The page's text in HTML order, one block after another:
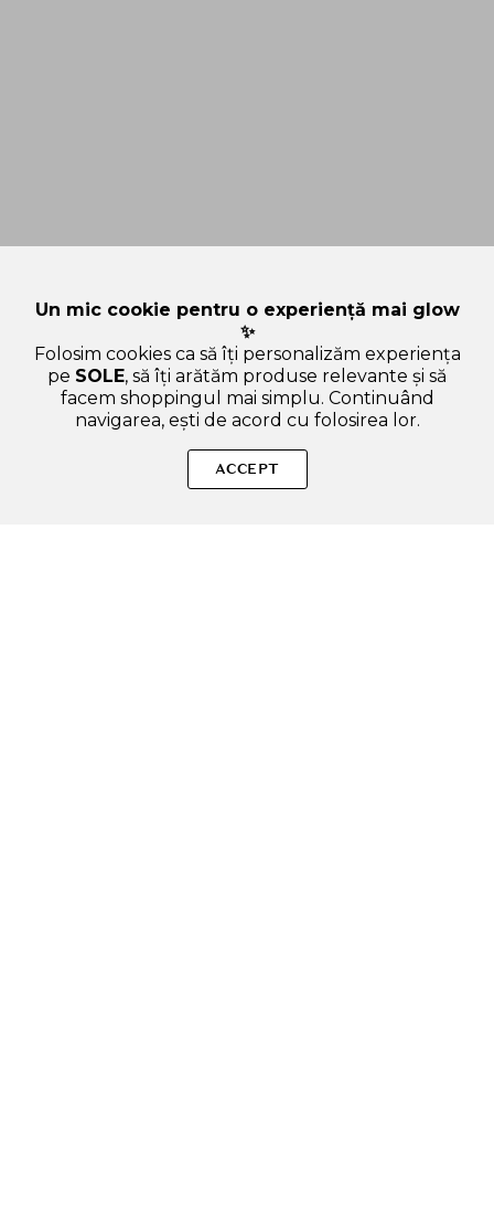
HARUHARU WONDER Black Rice Moisture Cleansing Oil Ulei
de curatare - hidratare si protectie, 150 ml. Dacă ai și alte
Un mic cookie pentru o experiență mai glow
✨
Folosim cookies ca să îți personalizăm experiența
pe SOLE, să îți arătăm produse relevante și să
facem shoppingul mai simplu. Continuând
navigarea, ești de acord cu folosirea lor.
ACCEPT